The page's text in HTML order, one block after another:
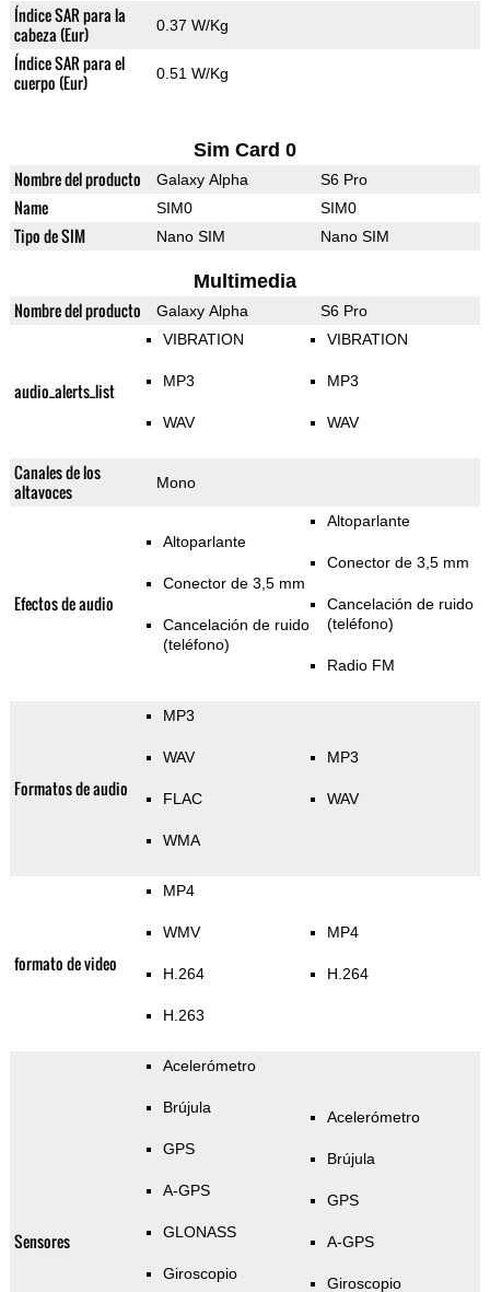
Índice SAR para la
cabeza (Eur)
0.37 W/Kg
Índice SAR para el
cuerpo (Eur)
0.51 W/Kg
Sim Card 0
Nombre del producto Galaxy Alpha S6 Pro
Name SIM0 SIM0
Tipo de SIM Nano SIM Nano SIM
Multimedia
Nombre del producto Galaxy Alpha S6 Pro
audio_alerts_list
VIBRATION
MP3
WAV
VIBRATION
MP3
WAV
Canales de los
altavoces
Mono
Efectos de audio
Altoparlante
Conector de 3,5 mm
Cancelación de ruido
(teléfono)
Altoparlante
Conector de 3,5 mm
Cancelación de ruido
(teléfono)
Radio FM
Formatos de audio
MP3
WAV
FLAC
WMA
MP3
WAV
formato de video
MP4
WMV
H.264
H.263
MP4
H.264
Sensores
Acelerómetro
Brújula
GPS
A-GPS
GLONASS
Giroscopio
Acelerómetro
Brújula
GPS
A-GPS
Giroscopio